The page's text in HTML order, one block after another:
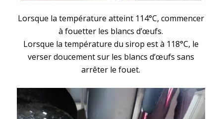
Lorsque la température atteint 114°C, commencer
à fouetter les blancs d’œufs.
Lorsque la température du sirop est à 118°C, le
verser doucement sur les blancs d’œufs sans
arrêter le fouet.